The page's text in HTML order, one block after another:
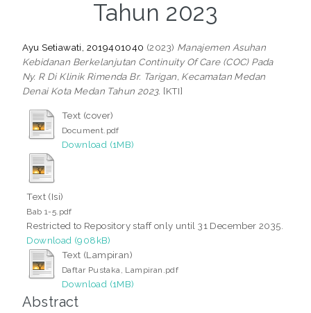
Tahun 2023
Ayu Setiawati, 2019401040 (2023) Manajemen Asuhan
Kebidanan Berkelanjutan Continuity Of Care (COC) Pada
Ny. R Di Klinik Rimenda Br. Tarigan, Kecamatan Medan
Denai Kota Medan Tahun 2023. [KTI]
Text (cover)
Document.pdf
Download (1MB)
Text (Isi)
Bab 1-5.pdf
Restricted to Repository staff only until 31 December 2035.
Download (908kB)
Text (Lampiran)
Daftar Pustaka, Lampiran.pdf
Download (1MB)
Abstract